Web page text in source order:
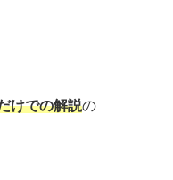
けでの解説の